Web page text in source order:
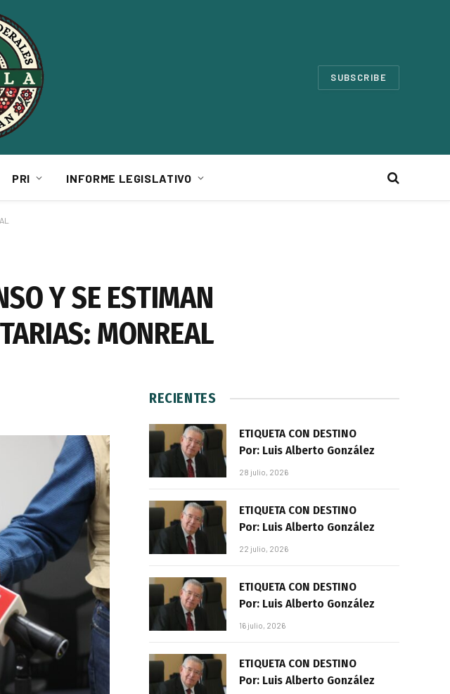
SUBSCRIBE
PRI INFORME LEGISLATIVO
Y SE ESTIMAN
MONREAL
RECIENTES
ETIQUETA CON DESTINO
Por: Luis Alberto González
28 julio, 2026
ETIQUETA CON DESTINO
Por: Luis Alberto González
22 julio, 2026
ETIQUETA CON DESTINO
Por: Luis Alberto González
16 julio, 2026
ETIQUETA CON DESTINO
Por: Luis Alberto González